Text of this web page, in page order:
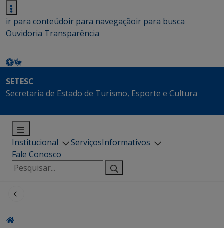
ir para conteúdoir para navegaçãoir para busca
Ouvidoria Transparência
SETESC
Secretaria de Estado de Turismo, Esporte e Cultura
Institucional ServiçosInformativos
Fale Conosco
Pesquisar
por: